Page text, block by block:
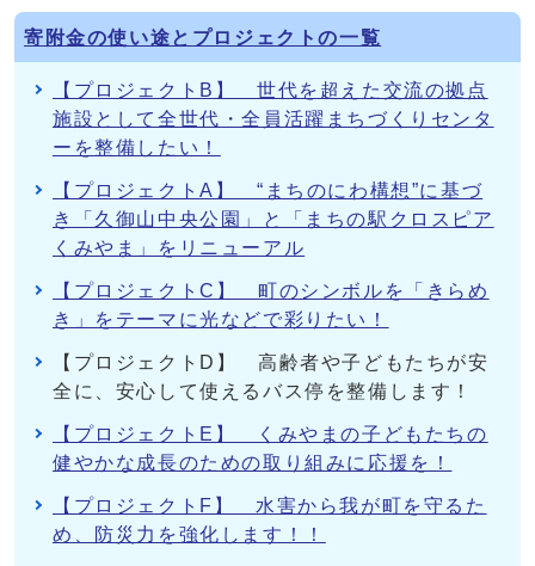
寄附金の使い途とプロジェクトの一覧
【プロジェクトB】 世代を超えた交流の拠点
施設として全世代・全員活躍まちづくりセンタ
ーを整備したい！
【プロジェクトA】 “まちのにわ構想”に基づ
き「久御山中央公園」と「まちの駅クロスピア
くみやま」をリニューアル
【プロジェクトC】 町のシンボルを「きらめ
き」をテーマに光などで彩りたい！
【プロジェクトD】 高齢者や子どもたちが安
全に、安心して使えるバス停を整備します！
【プロジェクトE】 くみやまの子どもたちの
健やかな成長のための取り組みに応援を！
【プロジェクトF】 水害から我が町を守るた
め、防災力を強化します！！